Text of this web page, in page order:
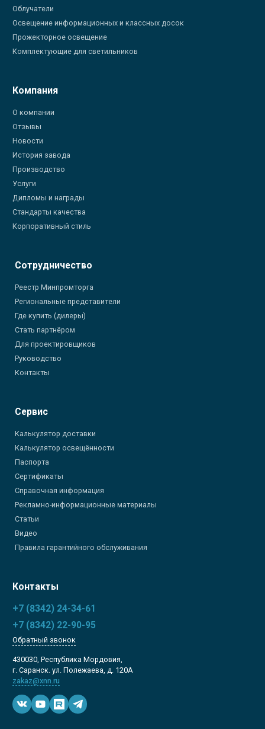
Облучатели
Освещение информационных и классных досок
Прожекторное освещение
Комплектующие для светильников
Компания
О компании
Отзывы
Новости
История завода
Производство
Услуги
Дипломы и награды
Стандарты качества
Корпоративный стиль
Сотрудничество
Реестр Минпромторга
Региональные представители
Где купить (дилеры)
Стать партнёром
Для проектировщиков
Руководство
Контакты
Сервис
Калькулятор доставки
Калькулятор освещённости
Паспорта
Сертификаты
Справочная информация
Рекламно-информационные материалы
Статьи
Видео
Правила гарантийного обслуживания
Контакты
+7 (8342) 24-34-61
+7 (8342) 22-90-95
Обратный звонок
430030, Республика Мордовия,
г. Саранск. ул. Полежаева, д. 120А
zakaz@xnn.ru